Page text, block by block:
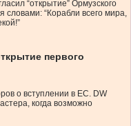
“открытие” Ормузского
словами: “Корабли всего мира,
первого
о вступлении в ЕС. DW
когда возможно